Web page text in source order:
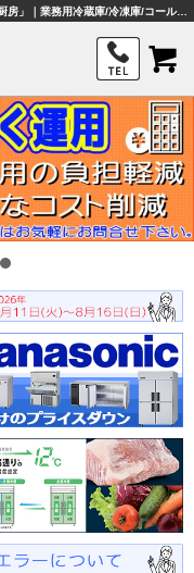
業務用厨房機器・調理器具・店舗用品は「厨房ズfeat.ユー厨房」｜業務用冷蔵庫/冷凍庫/コールドテーブル/製氷機/熱機器/作業機器・板金などの厨房機器通販サイト